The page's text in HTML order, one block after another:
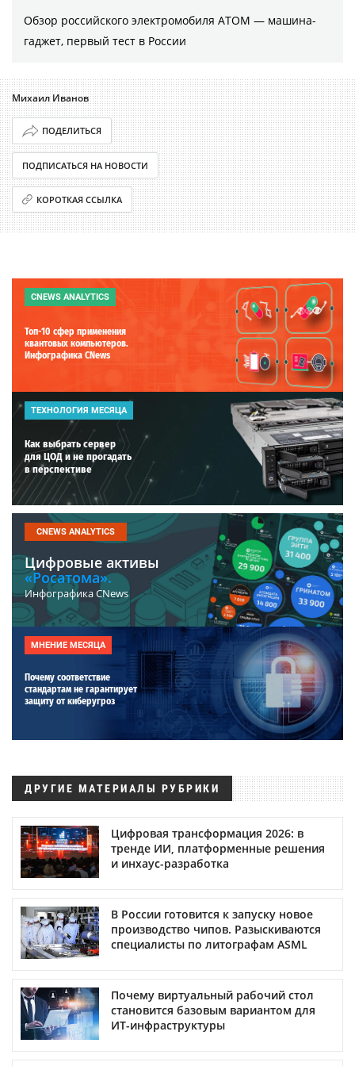
Обзор российского электромобиля АТОМ — машина-
гаджет, первый тест в России
Михаил Иванов
ПОДЕЛИТЬСЯ
ПОДПИСАТЬСЯ НА НОВОСТИ
КОРОТКАЯ ССЫЛКА
CNEWS ANALYTICS
Топ-10 сфер применения
квантовых компьютеров.
Инфографика CNews
ТЕХНОЛОГИЯ МЕСЯЦА
Как выбрать сервер
для ЦОД и не прогадать
в перспективе
CNEWS ANALYTICS
Цифровые активы
«Росатома».
Инфографика CNews
МНЕНИЕ МЕСЯЦА
Почему соответствие
стандартам не гарантирует
защиту от киберугроз
ДРУГИЕ МАТЕРИАЛЫ РУБРИКИ
Цифровая трансформация 2026: в
тренде ИИ, платформенные решения
и инхаус-разработка
В России готовится к запуску новое
производство чипов. Разыскиваются
специалисты по литографам ASML
Почему виртуальный рабочий стол
становится базовым вариантом для
ИТ-инфраструктуры